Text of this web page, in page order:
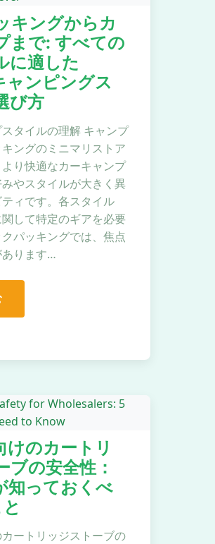
キングからカ
まで: すべての
に適した
ンピングス
び方
タイルの理解 キャンプ
ングのミニマリストア
り快適なカーキャンプ
やスタイルが大きく異
ィです。各スタイル
して特定のギアを必要
パッキングでは、焦点
あります…
けのカートリ
ブの安全性：
知っておくべ
ートリッジストーブの